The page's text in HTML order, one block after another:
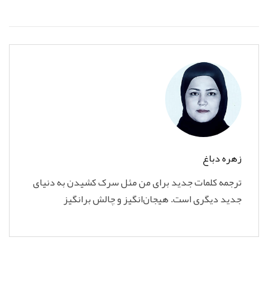
زهره دباغ
ترجمه کلمات جدید برای من مثل سرک کشیدن به دنیای
جدید دیگری است. هیجان‌انگیز و چالش برانگیز